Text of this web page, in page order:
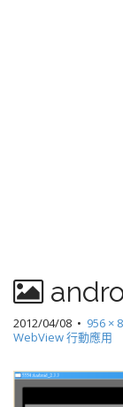
2012/04/08 • 956 ×
WebView 行動應用